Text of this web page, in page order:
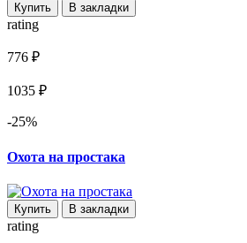
Купить В закладки
rating
776 ₽
1035 ₽
-25%
Охота на простака
Купить В закладки
rating